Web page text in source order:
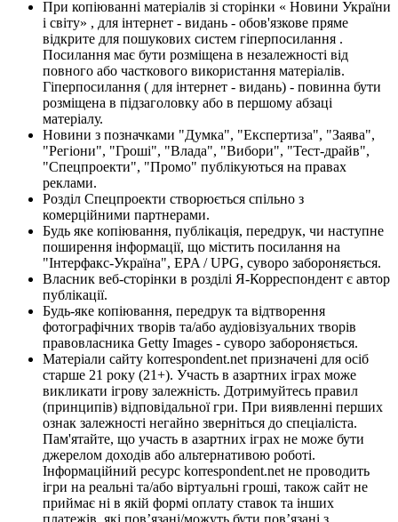
При копіюванні матеріалів зі сторінки « Новини України
і світу» , для інтернет - видань - обов'язкове пряме
відкрите для пошукових систем гіперпосилання .
Посилання має бути розміщена в незалежності від
повного або часткового використання матеріалів.
Гіперпосилання ( для інтернет - видань) - повинна бути
розміщена в підзаголовку або в першому абзаці
матеріалу.
Новини з позначками "Думка", "Експертиза", "Заява",
"Регіони", "Гроші", "Влада", "Вибори", "Тест-драйв",
"Спецпроекти", "Промо" публікуються на правах
реклами.
Розділ Спецпроекти створюється спільно з
комерційними партнерами.
Будь яке копіювання, публікація, передрук, чи наступне
поширення інформації, що містить посилання на
"Інтерфакс-Україна", EPA / UPG, суворо забороняється.
Власник веб-сторінки в розділі Я-Корреспондент є автор
публікації.
Будь-яке копіювання, передрук та відтворення
фотографічних творів та/або аудіовізуальних творів
правовласника Getty Images - суворо забороняється.
Матеріали сайту korrespondent.net призначені для осіб
старше 21 року (21+). Участь в азартних іграх може
викликати ігрову залежність. Дотримуйтесь правил
(принципів) відповідальної гри. При виявленні перших
ознак залежності негайно зверніться до спеціаліста.
Пам'ятайте, що участь в азартних іграх не може бути
джерелом доходів або альтернативою роботі.
Інформаційний ресурс korrespondent.net не проводить
ігри на реальні та/або віртуальні гроші, також сайт не
приймає ні в якій формі оплату ставок та інших